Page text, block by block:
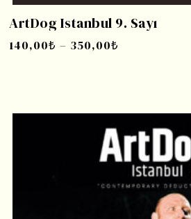
ArtDog Istanbul 9. Sayı
140,00₺ – 350,00₺